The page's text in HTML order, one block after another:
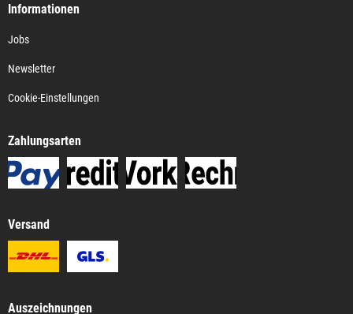
Informationen
Jobs
Newsletter
Cookie-Einstellungen
Zahlungsarten
Versand
Auszeichnungen